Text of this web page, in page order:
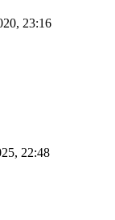
23:16
22:48